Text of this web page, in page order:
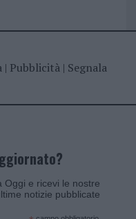
| Pubblicità| Segnala
Oggi e ricevi le nostre
notizie pubblicate